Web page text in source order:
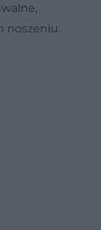
noszeniu.